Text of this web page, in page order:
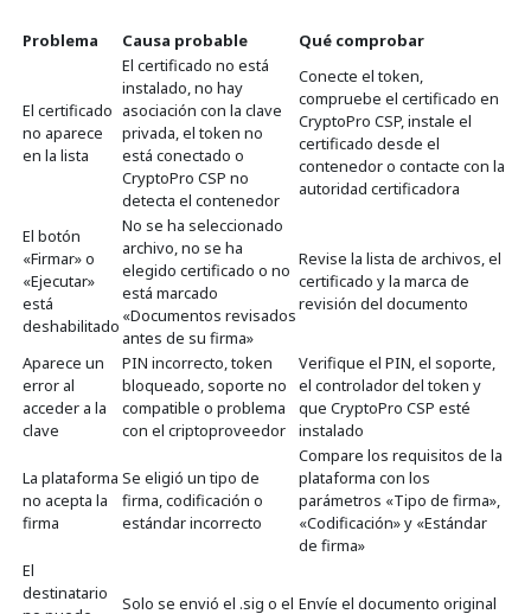
Problema Causa probable Qué comprobar
El certificado
no aparece
en la lista
El certificado no está
instalado, no hay
asociación con la clave
privada, el token no
está conectado o
CryptoPro CSP no
detecta el contenedor
Conecte el token,
compruebe el certificado en
CryptoPro CSP, instale el
certificado desde el
contenedor o contacte con la
autoridad certificadora
El botón
«Firmar» o
«Ejecutar»
está
deshabilitado
No se ha seleccionado
archivo, no se ha
elegido certificado o no
está marcado
«Documentos revisados
antes de su firma»
Revise la lista de archivos, el
certificado y la marca de
revisión del documento
Aparece un
error al
acceder a la
clave
PIN incorrecto, token
bloqueado, soporte no
compatible o problema
con el criptoproveedor
Verifique el PIN, el soporte,
el controlador del token y
que CryptoPro CSP esté
instalado
La plataforma
no acepta la
firma
Se eligió un tipo de
firma, codificación o
estándar incorrecto
Compare los requisitos de la
plataforma con los
parámetros «Tipo de firma»,
«Codificación» y «Estándar
de firma»
El
destinatario
Solo se envió el .sig o el Envíe el documento original